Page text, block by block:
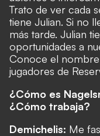
Trato de ver cada
tiene Julian. Si no
más tarde. Julian
oportunidades a
Conoce el nombre
jugadores de
¿Cómo es
¿Cómo trabaja?
Demichelis: Me